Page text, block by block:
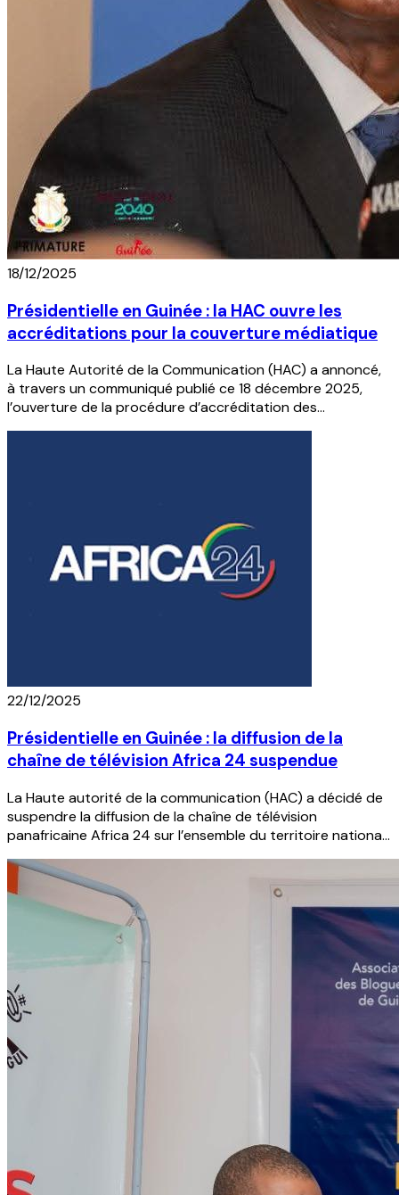
18/12/2025
Présidentielle en Guinée : la HAC ouvre les
accréditations pour la couverture médiatique
La Haute Autorité de la Communication (HAC) a annoncé,
à travers un communiqué publié ce 18 décembre 2025,
l’ouverture de la procédure d’accréditation des
journalistes et techniciens des médias publics et privés
22/12/2025
Présidentielle en Guinée : la diffusion de la
chaîne de télévision Africa 24 suspendue
La Haute autorité de la communication (HAC) a décidé de
suspendre la diffusion de la chaîne de télévision
panafricaine Africa 24 sur l’ensemble du territoire national.
suite à un constat d’exercice illégal de la profession par les
équipes de la chaîne, selon l’organe de régulation des
médias en Guinée.